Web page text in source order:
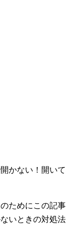
かない！開いて
ためにこの記事
いときの対処法